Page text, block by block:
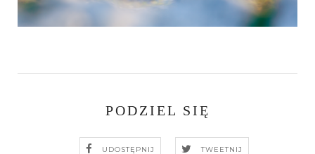
PODZIEL SIĘ
UDOSTĘPNIJ TWEETNIJ